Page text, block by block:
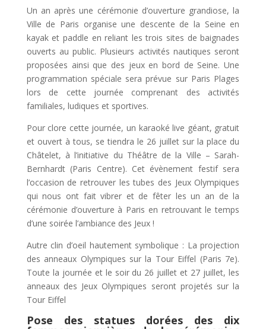
Un an après une cérémonie d’ouverture grandiose, la
Ville de Paris organise une descente de la Seine en
kayak et paddle en reliant les trois sites de baignades
ouverts au public. Plusieurs activités nautiques seront
proposées ainsi que des jeux en bord de Seine. Une
programmation spéciale sera prévue sur Paris Plages
lors de cette journée comprenant des activités
familiales, ludiques et sportives.
Pour clore cette journée, un karaoké live géant, gratuit
et ouvert à tous, se tiendra le 26 juillet sur la place du
Châtelet, à l’initiative du Théâtre de la Ville – Sarah-
Bernhardt (Paris Centre). Cet évènement festif sera
l’occasion de retrouver les tubes des Jeux Olympiques
qui nous ont fait vibrer et de fêter les un an de la
cérémonie d’ouverture à Paris en retrouvant le temps
d’une soirée l’ambiance des Jeux !
Autre clin d’oeil hautement symbolique : La projection
des anneaux Olympiques sur la Tour Eiffel (Paris 7e).
Toute la journée et le soir du 26 juillet et 27 juillet, les
anneaux des Jeux Olympiques seront projetés sur la
Tour Eiffel
Pose des statues dorées des dix